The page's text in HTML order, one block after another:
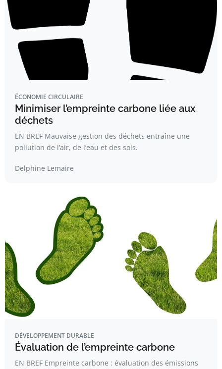
ÉCONOMIE CIRCULAIRE
Minimiser l’empreinte carbone liée aux
déchets
EN BREF Mauvaise gestion des déchets entraîne une
pollution de l’air, de l’eau et des sols.
Delphine Lemaire
DÉVELOPPEMENT DURABLE
Évaluation de l’empreinte carbone
EN BREF Empreinte carbone : évaluation des émissions